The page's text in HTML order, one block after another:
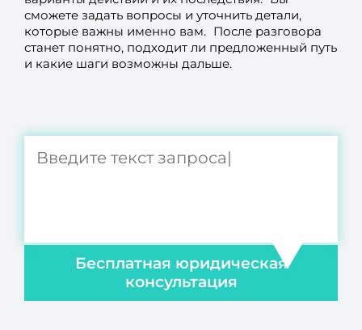
сможете задать вопросы и уточнить детали,
которые важны именно вам. После разговора
станет понятно, подходит ли предложенный путь
и какие шаги возможны дальше.
Бесплатная юридическая
консультация